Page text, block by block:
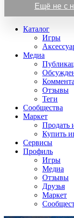
Ещё не с
Каталог
Игры
Медиа
Отзывы
Теги
Сообщества
Маркет
Продать
Купить
Сервисы
Профиль
Игры
Медиа
Отзывы
Друзья
Маркет